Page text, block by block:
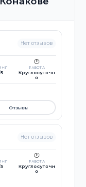
Нет отзывов
🕐
РАБОТА
Круглосуточн
о
Отзывы
Нет отзывов
🕐
РАБОТА
Круглосуточн
о